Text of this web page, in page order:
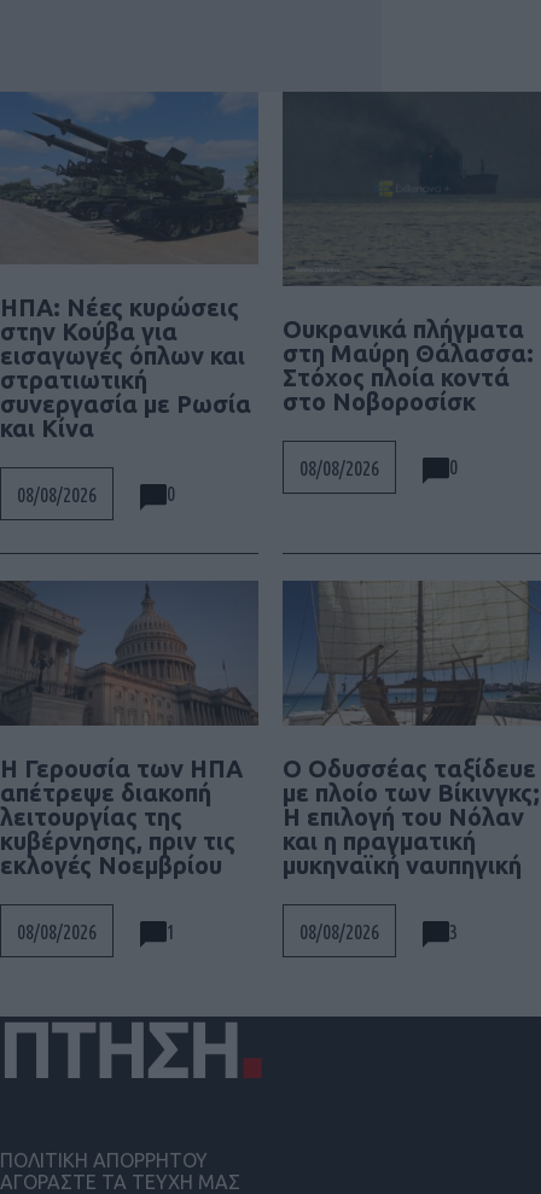
ΗΠΑ: Νέες κυρώσεις
στην Κούβα για
εισαγωγές όπλων και
στρατιωτική
συνεργασία με Ρωσία
και Κίνα
08/08/2026 0
Ουκρανικά πλήγματα
στη Μαύρη Θάλασσα:
Στόχος πλοία κοντά
στο Νοβοροσίσκ
08/08/2026 0
Η Γερουσία των ΗΠΑ
απέτρεψε διακοπή
λειτουργίας της
κυβέρνησης, πριν τις
εκλογές Νοεμβρίου
08/08/2026 1
Ο Οδυσσέας ταξίδευε
με πλοίο των Βίκινγκς;
Η επιλογή του Νόλαν
και η πραγματική
μυκηναϊκή ναυπηγική
08/08/2026 3
ΠΟΛΙΤΙΚΗ ΑΠΟΡΡΗΤΟΥ
ΑΓΟΡΑΣΤΕ ΤΑ ΤΕΥΧΗ ΜΑΣ